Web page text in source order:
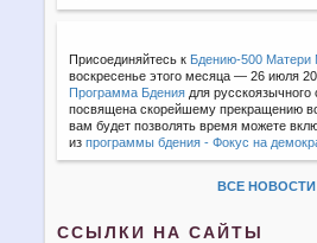
Присоединяйтесь к Бдению-500 Матери
воскресенье этого месяца — 26 июля
Программа Бдения для
посвящена скорейшему прекращению
вам будет позволять время можете
изпрограммы бдения - Фокус на
ВСЕ НОВОСТИ
ССЫЛКИ НА САЙТЫ